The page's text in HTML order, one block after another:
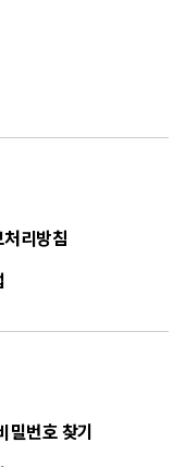
리방침
밀번호 찾기